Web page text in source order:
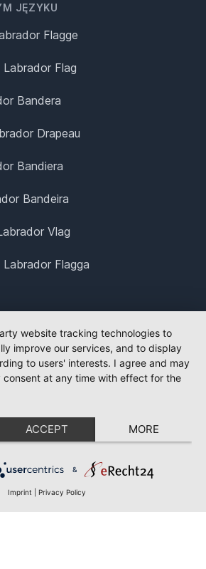
JĘZYKU
Flagge
Flag
Bandera
Drapeau
Bandiera
Bandeira
Vlag
Flagga
website tracking technologies to
improve our services, and to display
to users' interests. I agree and may
consent at any time with effect for the
ACCEPT MORE
&
Imprint Privacy Policy